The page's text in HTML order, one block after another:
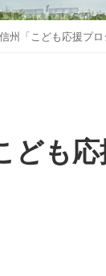
州「こども応援プ
ども